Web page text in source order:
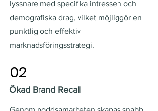
lyssnare med specifika intressen och
demografiska drag, vilket möjliggör en
punktlig och effektiv
marknadsföringsstrategi.
02
Ökad Brand Recall
Genom poddsamarbeten skapas snabb